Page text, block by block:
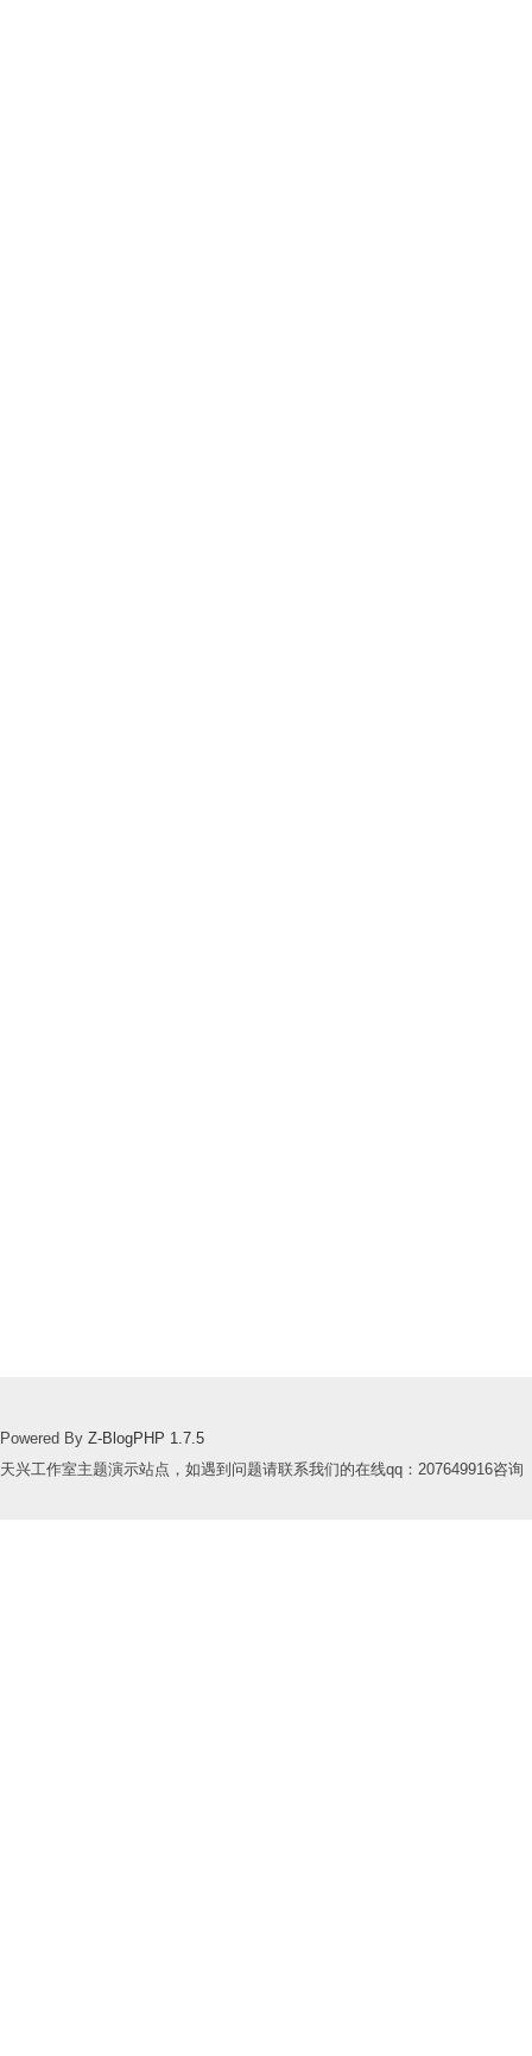
Powered By Z-BlogPHP 1.7.5
天兴工作室主题演示站点，如遇到问题请联系我们的在线qq：207649916咨询